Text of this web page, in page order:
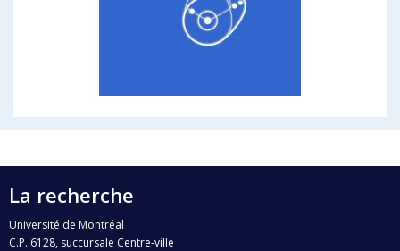
La recherche
Université de Montréal
C.P. 6128, succursale Centre-ville